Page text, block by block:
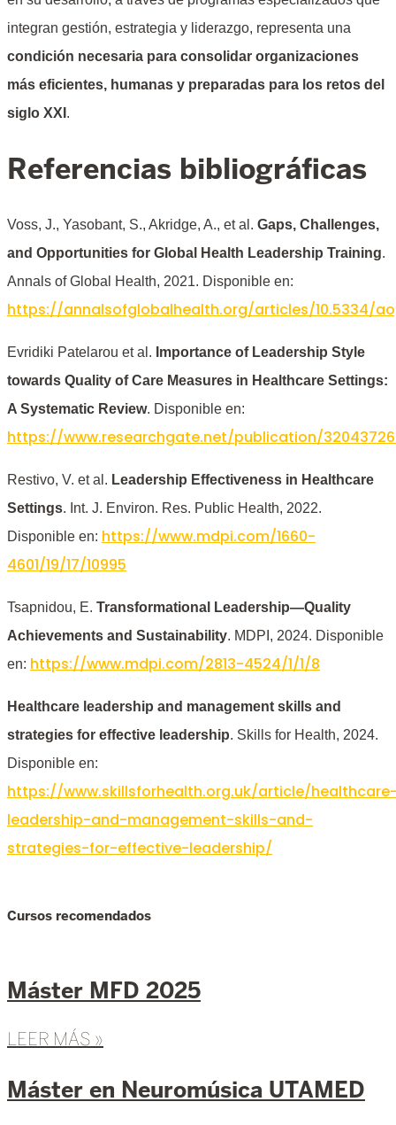
integran gestión, estrategia y liderazgo, representa una
condición necesaria para consolidar organizaciones
más eficientes, humanas y preparadas para los retos del
siglo XXI .
Referencias bibliográficas
Voss, J., Yasobant, S., Akridge, A., et al. Gaps, Challenges,
and Opportunities for Global Health Leadership Training.
Annals of Global Health, 2021. Disponible en:
https://annalsofglobalhealth.org/articles/10.5334/
Evridiki Patelarou et al. Importance of Leadership Style
towards Quality of Care Measures in Healthcare Settings:
A Systematic Review. Disponible en:
https://www.researchgate.net/publication/
Restivo, V. et al. Leadership Effectiveness in Healthcare
Settings. Int. J. Environ. Res. Public Health, 2022.
Disponible en: https://www.mdpi.com/1660-
4601/19/17/10995
Tsapnidou, E. Transformational Leadership—Quality
Achievements and Sustainability. MDPI, 2024. Disponible
en: https://www.mdpi.com/2813-4524/1/1/8
Healthcare leadership and management skills and
strategies for effective leadership. Skills for Health, 2024.
Disponible en:
https://www.skillsforhealth.org.uk/article/
leadership-and-management-skills-and-
strategies-for-effective-leadership/
Cursos recomendados
Máster MFD 2025
LEER MÁS »
Máster en Neuromúsica UTAMED